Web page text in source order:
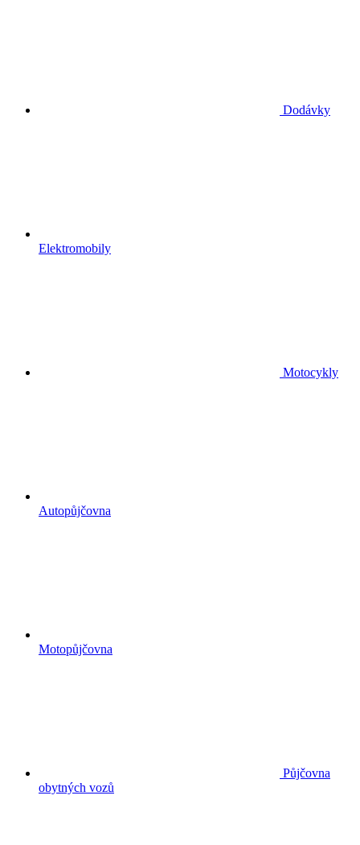
Dodávky
Elektromobily
Motocykly
Autopůjčovna
Motopůjčovna
Půjčovna
obytných vozů